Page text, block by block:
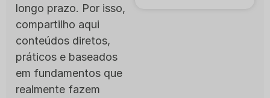
longo prazo. Por isso,
compartilho aqui
conteúdos diretos,
práticos e baseados
em fundamentos que
realmente fazem